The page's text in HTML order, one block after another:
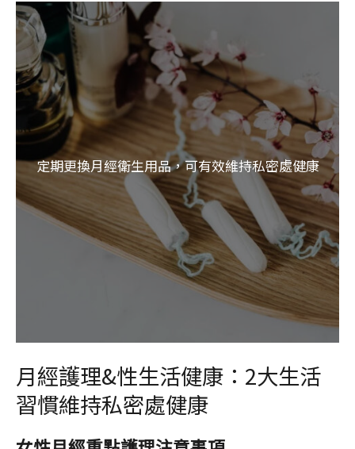
定期更換月經衛生用品，可有效維持私密處健康
月經護理&性生活健康：2大生活
習慣維持私密處健康